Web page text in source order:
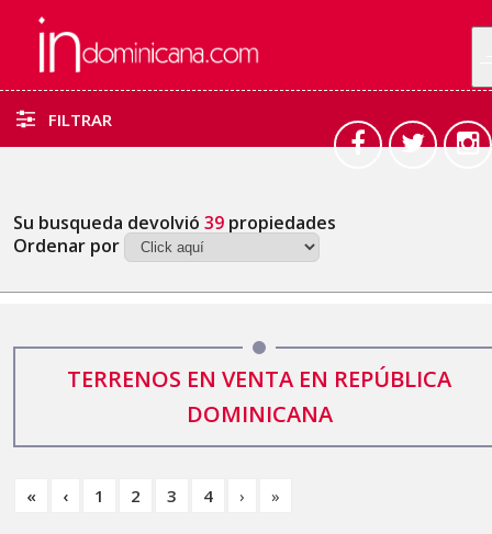
FILTRAR
Su busqueda devolvió 39 propiedades
Ordenar por
TERRENOS EN VENTA EN REPÚBLICA
DOMINICANA
« ‹ 1 2 3 4 › »